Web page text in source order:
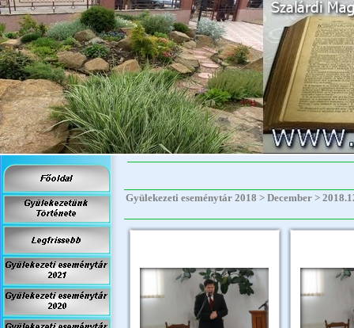
Gyülekezeti eseménytár 2018 > December >